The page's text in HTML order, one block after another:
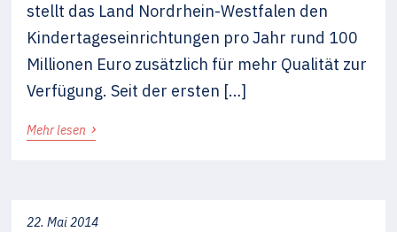
stellt das Land Nordrhein-Westfalen den
Kindertageseinrichtungen pro Jahr rund 100
Millionen Euro zusätzlich für mehr Qualität zur
Verfügung. Seit der ersten […]
Mehr lesen ›
22. Mai 2014